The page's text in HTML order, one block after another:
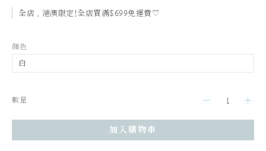
全店，港澳限定!全店買滿$699免運費♡
顏色
數量
加入購物車